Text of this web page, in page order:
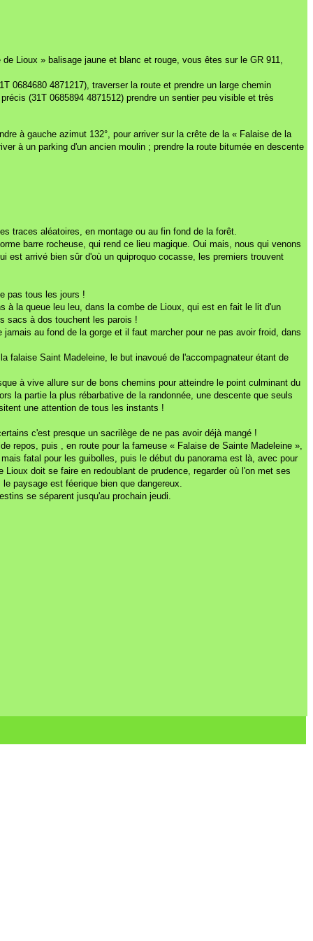
Lioux » balisage jaune et blanc et rouge, vous êtes sur le GR 911,
0684680 4871217), traverser la route et prendre un large chemin
(31T 0685894 4871512) prendre un sentier peu visible et très
à gauche azimut 132°, pour arriver sur la crête de la « Falaise de la
à un parking d'un ancien moulin ; prendre la route bitumée en descente
traces aléatoires, en montage ou au fin fond de la forêt.
barre rocheuse, qui rend ce lieu magique. Oui mais, nous qui venons
arrivé bien sûr d'où un quiproquo cocasse, les premiers trouvent
pas tous les jours !
à la queue leu leu, dans la combe de Lioux, qui est en fait le lit d'un
sacs à dos touchent les parois !
au fond de la gorge et il faut marcher pour ne pas avoir froid, dans
falaise Saint Madeleine, le but inavoué de l'accompagnateur étant de
à vive allure sur de bons chemins pour atteindre le point culminant du
la partie la plus rébarbative de la randonnée, une descente que seuls
une attention de tous les instants !
c'est presque un sacrilège de ne pas avoir déjà mangé !
repos, puis , en route pour la fameuse « Falaise de Sainte Madeleine »,
fatal pour les guibolles, puis le début du panorama est là, avec pour
doit se faire en redoublant de prudence, regarder où l'on met ses
paysage est féerique bien que dangereux.
se séparent jusqu'au prochain jeudi.